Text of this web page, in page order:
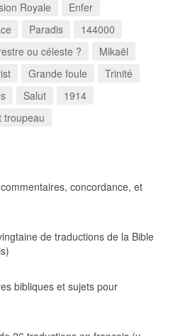
Royale
Enfer
Paradis
144000
ou céleste ?
Mikaël
Grande foule
Trinité
Salut
1914
troupeau
concordance, et
de traductions de la Bible
bibliques et sujets pour